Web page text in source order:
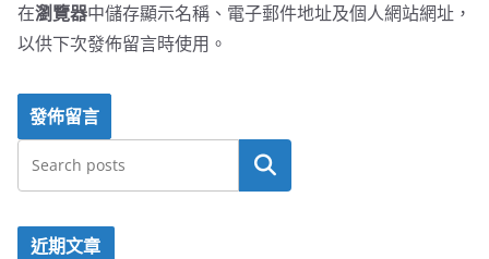
在瀏覽器中儲存顯示名稱、電子郵件地址及個人網站網址，
以供下次發佈留言時使用。
搜尋
近期文章